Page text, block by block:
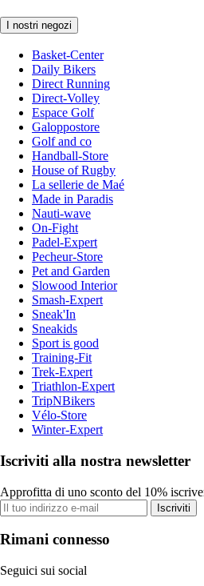
I nostri negozi
Basket-Center
Daily Bikers
Direct Running
Direct-Volley
Espace Golf
Galoppostore
Golf and co
Handball-Store
House of Rugby
La sellerie de Maé
Made in Paradis
Nauti-wave
On-Fight
Padel-Expert
Pecheur-Store
Pet and Garden
Slowood Interior
Smash-Expert
Sneak'In
Sneakids
Sport is good
Training-Fit
Trek-Expert
Triathlon-Expert
TripNBikers
Vélo-Store
Winter-Expert
Iscriviti alla nostra newsletter
Approfitta di uno sconto del 10%
Iscriviti
Rimani connesso
Seguici sui social